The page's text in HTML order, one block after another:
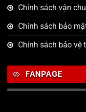
Chính sách vận
Chính sách bảo
Chính sách bảo vệ
FANPAGE